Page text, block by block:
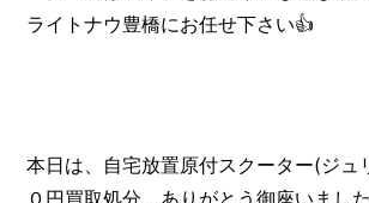
ライトナウ豊橋にお任せ下さい👍️
本日は、自宅放置原付スクーター(ジュ